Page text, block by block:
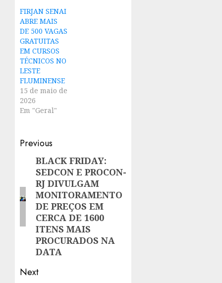
FIRJAN SENAI
ABRE MAIS
DE 500 VAGAS
GRATUITAS
EM CURSOS
TÉCNICOS NO
LESTE
FLUMINENSE
15 de maio de
2026
Em "Geral"
Post
navigation
Previous
Previous
post:
BLACK FRIDAY:
SEDCON E PROCON-
RJ DIVULGAM
MONITORAMENTO
DE PREÇOS EM
CERCA DE 1600
ITENS MAIS
PROCURADOS NA
DATA
Next